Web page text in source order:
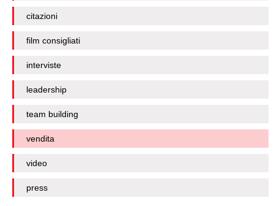
citazioni
film consigliati
interviste
leadership
team building
vendita
video
press